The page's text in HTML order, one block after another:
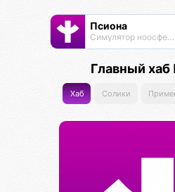
Псиона
Cимулятор ноосферы
Главный
Хаб Солики